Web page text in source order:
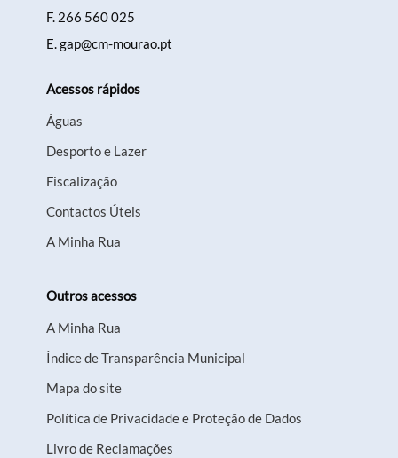
F. 266 560 025
E.gap@cm-mourao.pt
Acessos rápidos
Águas
Desporto e Lazer
Fiscalização
Contactos Úteis
A Minha Rua
Outros acessos
A Minha Rua
Índice de Transparência Municipal
Mapa do site
Política de Privacidade e Proteção de Dados
Livro de Reclamações